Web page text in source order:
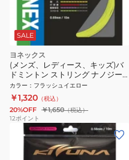
SALE
ヨネックス
(メンズ、レディース、キッズ)バ
ドミントン ストリング ナノジー
95(NANOGY 95) NBG95-557
カラー ： フラッシュイエロー
￥1,320 （税込）
20%OFF ￥1,650（税込）
12ポイント